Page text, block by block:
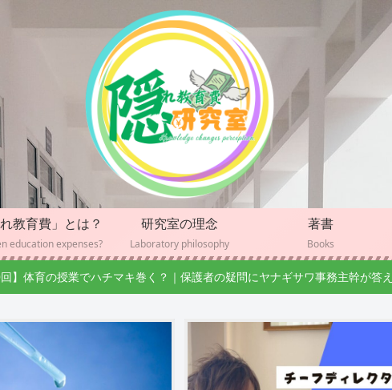
教育費」とは？
education expenses?
研究室の理念
Laboratory philosophy
著書
Books
】体育の授業でハチマキ巻く？｜保護者の疑問にヤナギサワ事務主幹が答え